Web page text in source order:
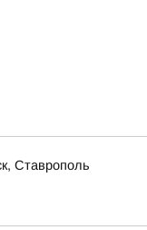
Ставрополь